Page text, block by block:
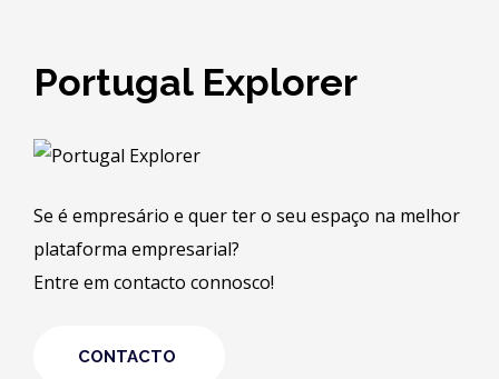
Portugal Explorer
Se é empresário e quer ter o seu espaço na melhor
plataforma empresarial?
Entre em contacto connosco!
CONTACTO